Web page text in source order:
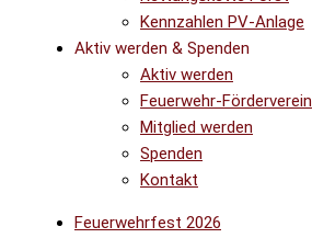
Kennzahlen PV-Anlage
Aktiv werden & Spenden
Aktiv werden
Feuerwehr-Förderverein
Mitglied werden
Spenden
Kontakt
Feuerwehrfest 2026